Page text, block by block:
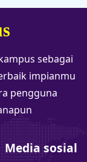
sebagai
impianmu
pengguna
Media sosial